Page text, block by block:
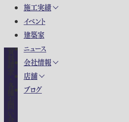
施工実績
イベント
建築家
ニュース
会社情報
店舗
ブログ